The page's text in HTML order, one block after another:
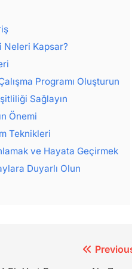
Neleri Kapsar?
Programı Oluşturun
Sağlayın
Önemi
Teknikleri
ve Hayata Geçirmek
Duyarlı Olun